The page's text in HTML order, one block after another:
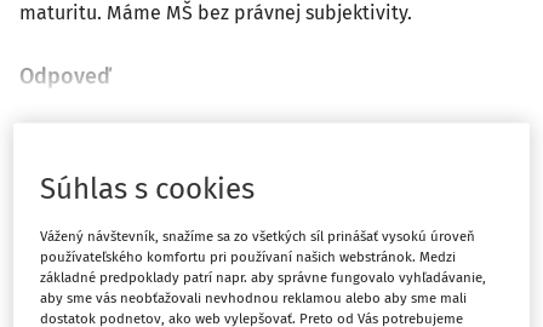
maturitu. Máme MŠ bez právnej subjektivity.
Odpoveď
Zatiaľ ste si prečítali len začiatok...
Súhlas s cookies
Vážený návštevník, snažíme sa zo všetkých síl prinášať vysokú úroveň
používateľského komfortu pri používaní našich webstránok. Medzi
základné predpoklady patrí napr. aby správne fungovalo vyhľadávanie,
aby sme vás neobťažovali nevhodnou reklamou alebo aby sme mali
dostatok podnetov, ako web vylepšovať. Preto od Vás potrebujeme